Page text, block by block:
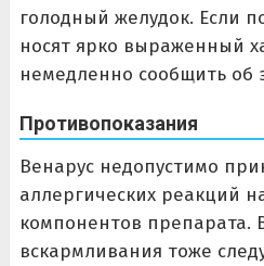
голодный желудок. Если
носят ярко выраженный
немедленно сообщить об
Противопоказания
Венарус недопустимо
аллергических реакций
компонентов препарата.
вскармливания тоже